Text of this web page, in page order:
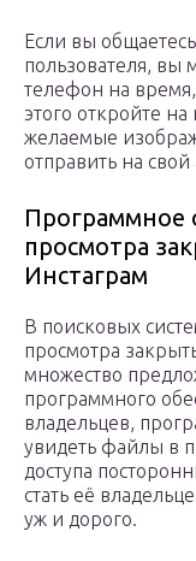
Если вы
пользователя, вы
телефон на
этого откройте
желаемые
отправить на
Программное
просмотра
Инстаграм
В поисковых
просмотра
множество
программного
владельцев,
увидеть файлы в
доступа
стать её
уж и дорого.